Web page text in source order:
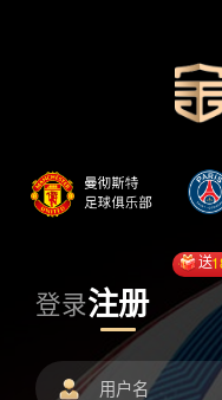
登录注册
送